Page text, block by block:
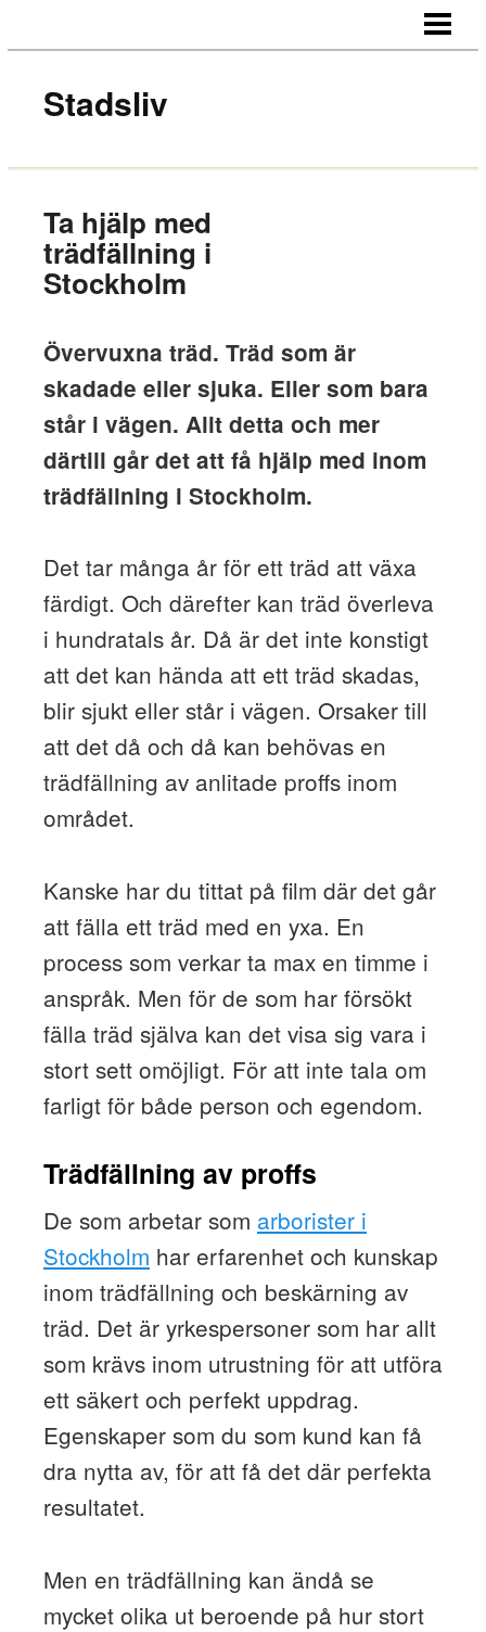
KONTAKT
Stadsliv
Ta hjälp med
trädfällning i
Stockholm
Övervuxna träd. Träd som är
skadade eller sjuka. Eller som bara
står i vägen. Allt detta och mer
därtill går det att få hjälp med inom
trädfällning i Stockholm.
Det tar många år för ett träd att växa
färdigt. Och därefter kan träd överleva
i hundratals år. Då är det inte konstigt
att det kan hända att ett träd skadas,
blir sjukt eller står i vägen. Orsaker till
att det då och då kan behövas en
trädfällning av anlitade proffs inom
området.
Kanske har du tittat på film där det går
att fälla ett träd med en yxa. En
process som verkar ta max en timme i
anspråk. Men för de som har försökt
fälla träd själva kan det visa sig vara i
stort sett omöjligt. För att inte tala om
farligt för både person och egendom.
Trädfällning av proffs
De som arbetar som arborister i
Stockholm har erfarenhet och kunskap
inom trädfällning och beskärning av
träd. Det är yrkespersoner som har allt
som krävs inom utrustning för att utföra
ett säkert och perfekt uppdrag.
Egenskaper som du som kund kan få
dra nytta av, för att få det där perfekta
resultatet.
Men en trädfällning kan ändå se
mycket olika ut beroende på hur stort